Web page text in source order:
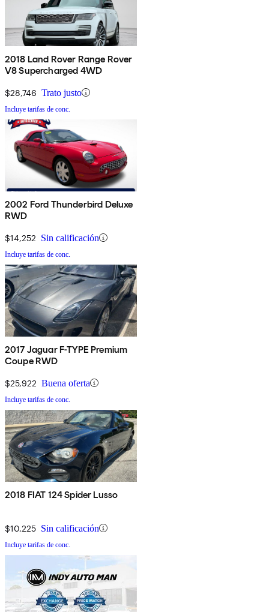
2018 Land Rover Range Rover
V8 Supercharged 4WD
$28,746 Trato justo
Incluye tarifas de conc.
2002 Ford Thunderbird Deluxe
RWD
$14,252 Sin calificación
Incluye tarifas de conc.
2017 Jaguar F-TYPE Premium
Coupe RWD
$25,922 Buena oferta
Incluye tarifas de conc.
2018 FIAT 124 Spider Lusso
$10,225 Sin calificación
Incluye tarifas de conc.